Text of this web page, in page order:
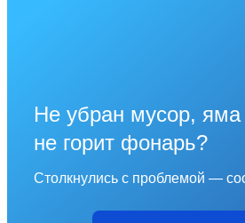
Не убран мусор, яма
не горит фонарь?
Столкнулись с проблемой —